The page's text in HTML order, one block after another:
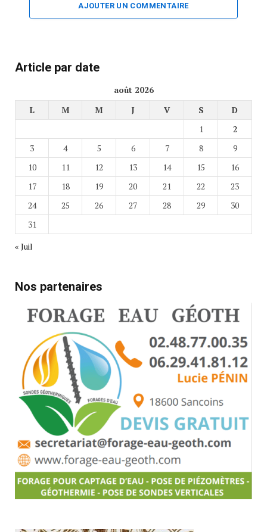
AJOUTER UN COMMENTAIRE
Article par date
août 2026
L
M M J V S
D
1
2
3
4 5 6 7 8
9
10
11 12 13 14 15
16
17
18 19 20 21 22
23
24
25 26 27 28 29
30
31
« Juil
Nos partenaires